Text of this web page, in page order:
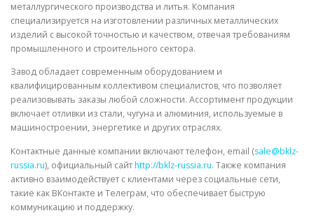
металлургического производства и литья. Компания
специализируется на изготовлении различных металлических
изделий с высокой точностью и качеством, отвечая требованиям
промышленного и строительного сектора.
Завод обладает современным оборудованием и
квалифицированным коллективом специалистов, что позволяет
реализовывать заказы любой сложности. Ассортимент продукции
включает отливки из стали, чугуна и алюминия, используемые в
машиностроении, энергетике и других отраслях.
Контактные данные компании включают телефон, email (sale@bklz-
russia.ru), официальный сайтhttp://bklz-russia.ru. Также компания
активно взаимодействует с клиентами через социальные сети,
такие как ВКонтакте и Телеграм, что обеспечивает быструю
коммуникацию и поддержку.